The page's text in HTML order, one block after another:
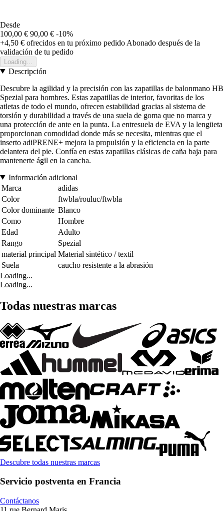
Desde
100,00 € 90,00 € -10%
+4,50 € ofrecidos en tu próximo pedido Abonado después de la
validación de tu pedido
Loading...
Descripción
Descubre la agilidad y la precisión con las zapatillas de balonmano HB
Spezial para hombres. Estas zapatillas de interior, favoritas de los
atletas de todo el mundo, ofrecen estabilidad gracias al sistema de
torsión y durabilidad a través de una suela de goma que no marca y
una protección de ante en la punta. La entresuela de EVA y la lengüeta
proporcionan comodidad donde más se necesita, mientras que el
inserto adiPRENE+ mejora la propulsión y la eficiencia en la parte
delantera del pie. Confía en estas zapatillas clásicas de caña baja para
mantenerte ágil en la cancha.
Información adicional
Marca
adidas
Color
ftwbla/rouluc/ftwbla
Color dominante Blanco
Como
Hombre
Edad
Adulto
Rango
Spezial
material principal Material sintético / textil
Suela
caucho resistente a la abrasión
Loading...
Loading...
Todas nuestras marcas
Descubre todas nuestras marcas
Servicio postventa en Francia
Contáctanos